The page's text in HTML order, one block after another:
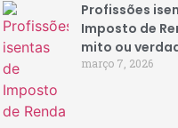
Profissões
Imposto de
mito ou
março 7, 2026